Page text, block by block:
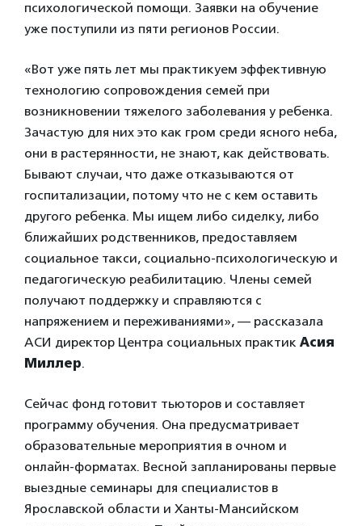
психологической помощи. Заявки на обучение
уже поступили из пяти регионов России.
«Вот уже пять лет мы практикуем эффективную
технологию сопровождения семей при
возникновении тяжелого заболевания у ребенка.
Зачастую для них это как гром среди ясного неба,
они в растерянности, не знают, как действовать.
Бывают случаи, что даже отказываются от
госпитализации, потому что не с кем оставить
другого ребенка. Мы ищем либо сиделку, либо
ближайших родственников, предоставляем
социальное такси, социально-психологическую и
педагогическую реабилитацию. Члены семей
получают поддержку и справляются с
напряжением и переживаниями», — рассказала
АСИ директор Центра социальных практик Асия
Миллер.
Сейчас фонд готовит тьюторов и составляет
программу обучения. Она предусматривает
образовательные мероприятия в очном и
онлайн-форматах. Весной запланированы первые
выездные семинары для специалистов в
Ярославской области и Ханты-Мансийском